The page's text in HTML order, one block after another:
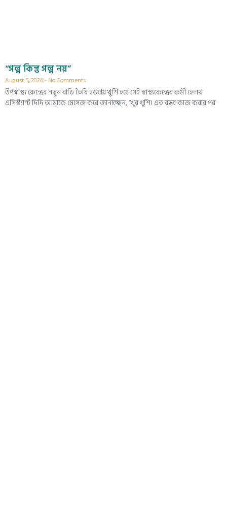
“গল্প কিন্তু গল্প নয়”
August 5, 2026 No Comments
উপস্বাস্থ্য কেন্দ্রের নতুন বাড়ি তৈরি হওয়ায় খুশি হয়ে সেই স্বাস্থ্যকেন্দ্রের কর্মী হেলথ
এসিস্ট্যান্ট দিদি আমাকে মেসেজ করে জানাচ্ছেন, “খুব খুশি। এত বছর কাজ করার পর